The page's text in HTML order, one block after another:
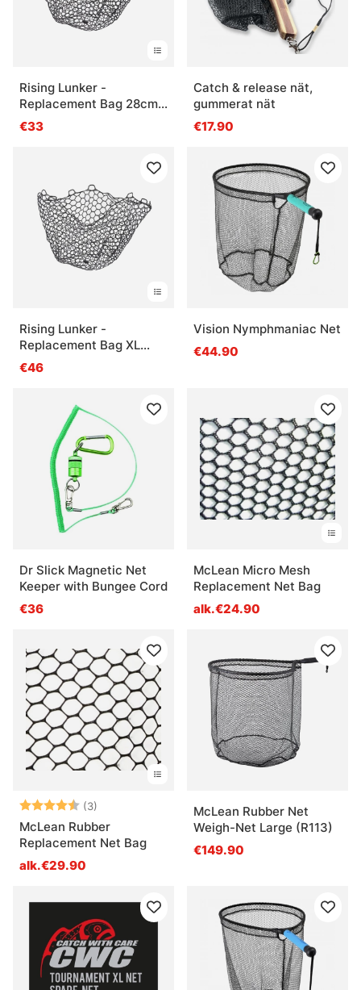
Rising Lunker -
Replacement Bag 28cm
deep
€33
Catch & release nät,
gummerat nät
€17.90
Rising Lunker -
Replacement Bag XL
56cm deep
€46
Vision Nymphmaniac Net
€44.90
Dr Slick Magnetic Net
Keeper with Bungee Cord
€36
McLean Micro Mesh
Replacement Net Bag
alk.€24.90
Arvio: (3)
4.7 5:sta tähdestä
McLean Rubber
Replacement Net Bag
alk.€29.90
McLean Rubber Net
Weigh-Net Large (R113)
€149.90